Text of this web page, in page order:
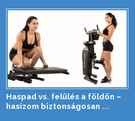
Haspad vs. felülés a földön –
hasizom biztonságosan ...